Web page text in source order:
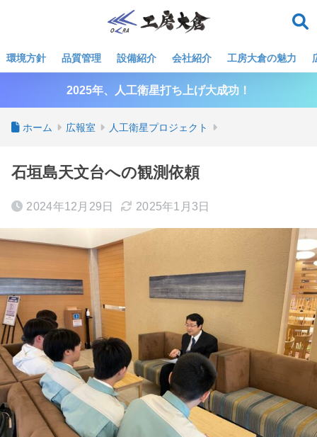
環境方針 品質管理 設備紹介 会社紹介 工房大倉の魅力
2025年、人工衛星打ち上げ大成功！
ホーム 広報室 人工衛星プロジェクト
石垣島天文台への観測依頼
2024年12月29日 2025年1月3日